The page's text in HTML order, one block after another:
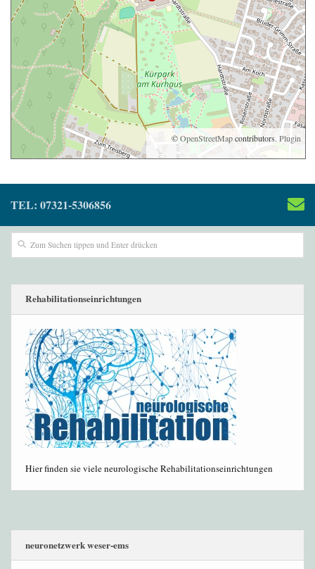
©OpenStreetMapcontributors. Plugin
TEL: 07321-5306856
Rehabilitationseinrichtungen
Hier finden sie viele neurologische Rehabilitationseinrichtungen
neuronetzwerk weser-ems